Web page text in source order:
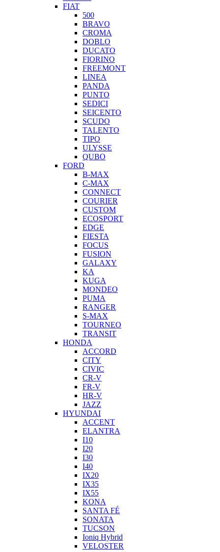
FIAT
500
BRAVO
CROMA
DOBLO
DUCATO
FIORINO
FREEMONT
LINEA
PANDA
PUNTO
SEDICI
SEICENTO
SCUDO
TALENTO
TIPO
ULYSSE
QUBO
FORD
B-MAX
C-MAX
CONNECT
COURIER
CUSTOM
ECOSPORT
EDGE
FIESTA
FOCUS
FUSION
GALAXY
KA
KUGA
MONDEO
PUMA
RANGER
S-MAX
TOURNEO
TRANSIT
HONDA
ACCORD
CITY
CIVIC
CR-V
FR-V
HR-V
JAZZ
HYUNDAI
ACCENT
ELANTRA
I10
I20
I30
I40
IX20
IX35
IX55
KONA
SANTA FÉ
SONATA
TUCSON
Ioniq Hybrid
VELOSTER